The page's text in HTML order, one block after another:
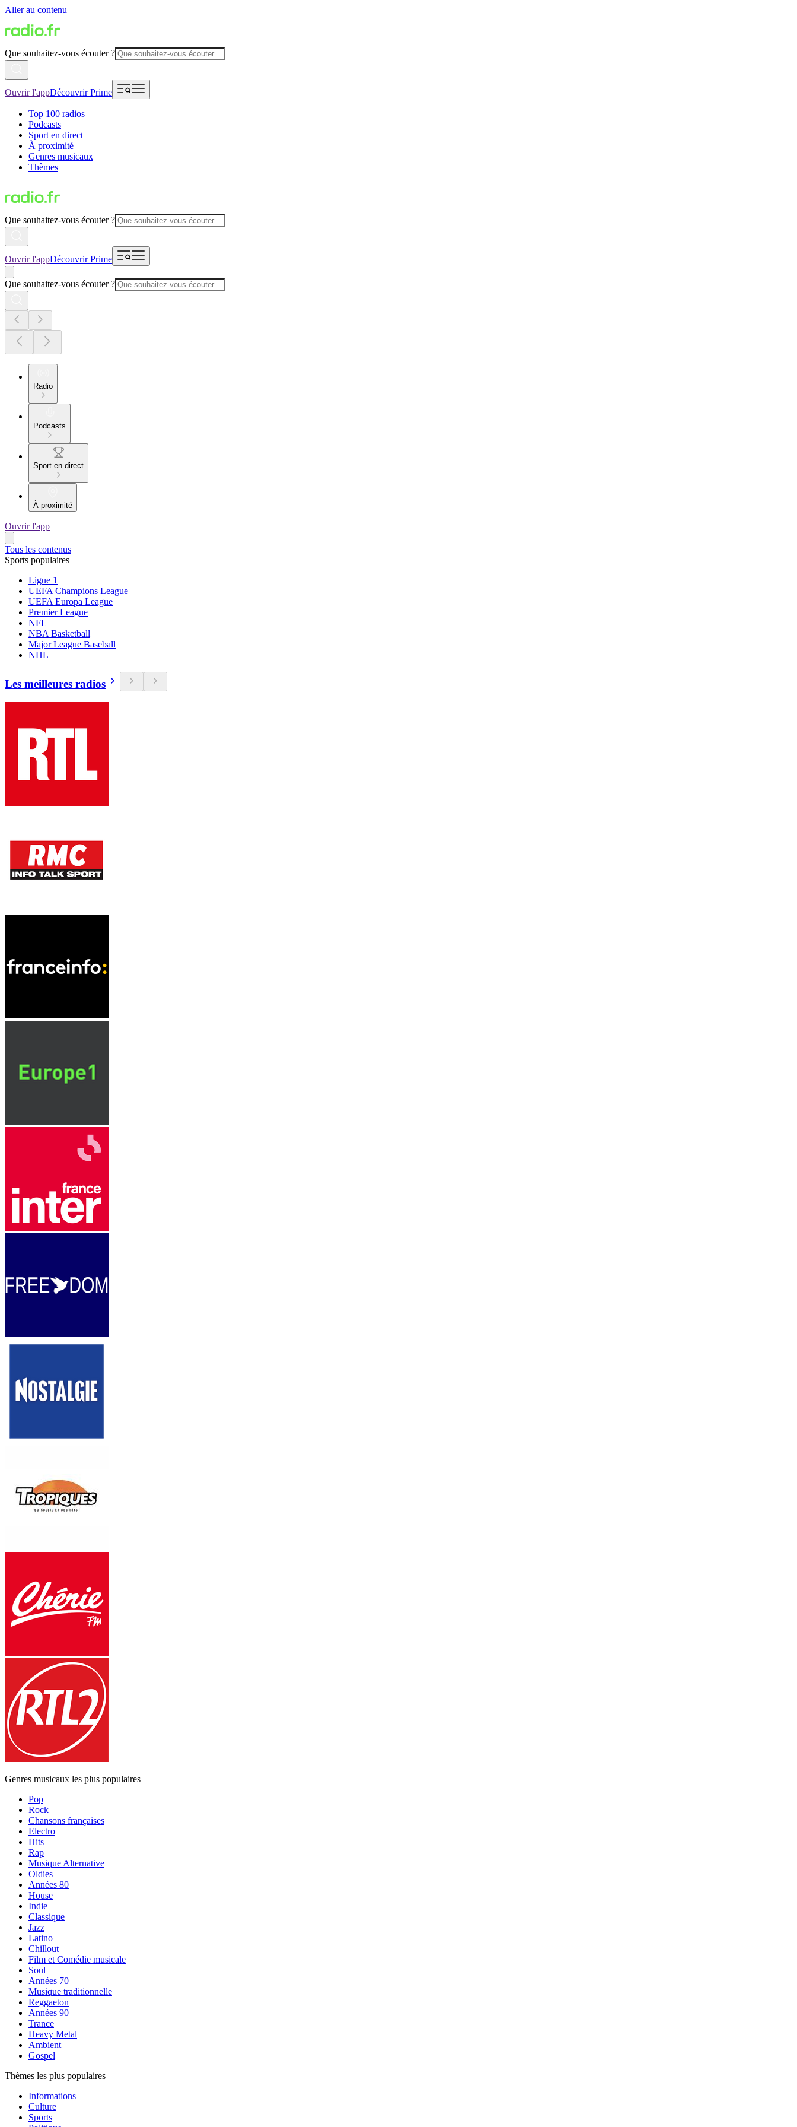
Aller au contenu
Que souhaitez-vous écouter ?
Ouvrir l'appDécouvrir Prime
Top 100 radios
Podcasts
Sport en direct
À proximité
Genres musicaux
Thèmes
Que souhaitez-vous écouter ?
Ouvrir l'appDécouvrir Prime
Que souhaitez-vous écouter ?
Radio
Podcasts
Sport en direct
À proximité
Ouvrir l'app
Tous les contenus
Sports populaires
Ligue 1
UEFA Champions League
UEFA Europa League
Premier League
NFL
NBA Basketball
Major League Baseball
NHL
Les meilleures radios
Genres musicaux les plus populaires
Pop
Rock
Chansons françaises
Electro
Hits
Rap
Musique Alternative
Oldies
Années 80
House
Indie
Classique
Jazz
Latino
Chillout
Film et Comédie musicale
Soul
Années 70
Musique traditionnelle
Reggaeton
Années 90
Trance
Heavy Metal
Ambient
Gospel
Thèmes les plus populaires
Informations
Culture
Sports